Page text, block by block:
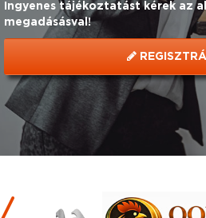
Ingyenes tájékoztatást kérek az
megadásásval!